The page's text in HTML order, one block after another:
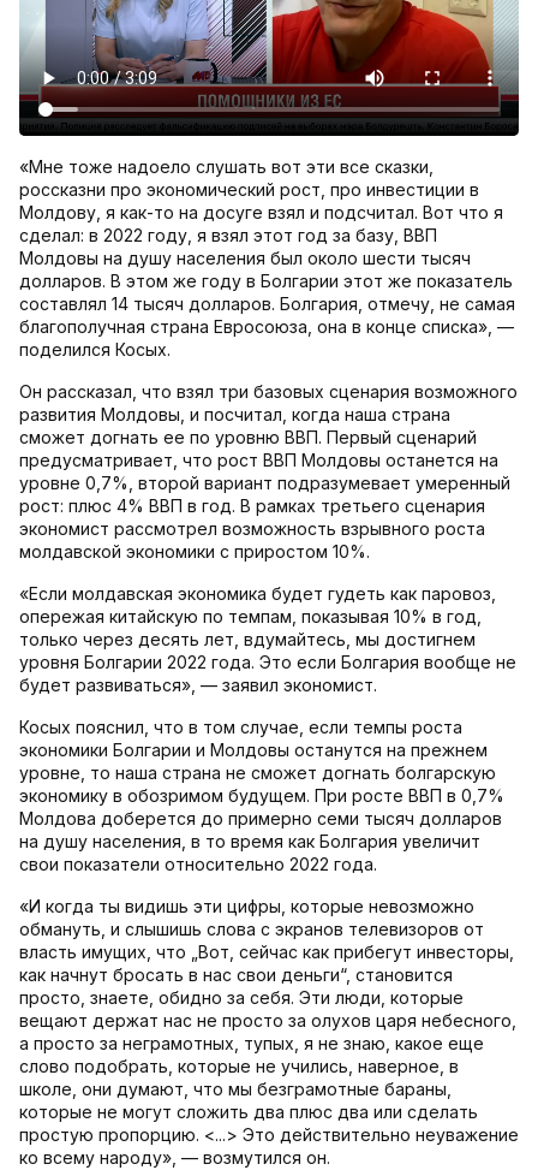
«Мне тоже надоело слушать вот эти все сказки,
россказни про экономический рост, про инвестиции в
Молдову, я как-то на досуге взял и подсчитал. Вот что я
сделал: в 2022 году, я взял этот год за базу, ВВП
Молдовы на душу населения был около шести тысяч
долларов. В этом же году в Болгарии этот же показатель
составлял 14 тысяч долларов. Болгария, отмечу, не самая
благополучная страна Евросоюза, она в конце списка», —
поделился Косых.
Он рассказал, что взял три базовых сценария возможного
развития Молдовы, и посчитал, когда наша страна
сможет догнать ее по уровню ВВП. Первый сценарий
предусматривает, что рост ВВП Молдовы останется на
уровне 0,7%, второй вариант подразумевает умеренный
рост: плюс 4% ВВП в год. В рамках третьего сценария
экономист рассмотрел возможность взрывного роста
молдавской экономики с приростом 10%.
«Если молдавская экономика будет гудеть как паровоз,
опережая китайскую по темпам, показывая 10% в год,
только через десять лет, вдумайтесь, мы достигнем
уровня Болгарии 2022 года. Это если Болгария вообще не
будет развиваться», — заявил экономист.
Косых пояснил, что в том случае, если темпы роста
экономики Болгарии и Молдовы останутся на прежнем
уровне, то наша страна не сможет догнать болгарскую
экономику в обозримом будущем. При росте ВВП в 0,7%
Молдова доберется до примерно семи тысяч долларов
на душу населения, в то время как Болгария увеличит
свои показатели относительно 2022 года.
«И когда ты видишь эти цифры, которые невозможно
обмануть, и слышишь слова с экранов телевизоров от
власть имущих, что „Вот, сейчас как прибегут инвесторы,
как начнут бросать в нас свои деньги“, становится
просто, знаете, обидно за себя. Эти люди, которые
вещают держат нас не просто за олухов царя небесного,
а просто за неграмотных, тупых, я не знаю, какое еще
слово подобрать, которые не учились, наверное, в
школе, они думают, что мы безграмотные бараны,
которые не могут сложить два плюс два или сделать
простую пропорцию. <...> Это действительно неуважение
ко всему народу», — возмутился он.